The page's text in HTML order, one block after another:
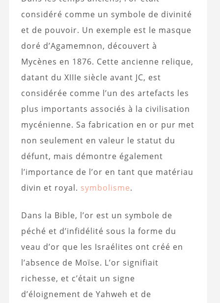
considéré comme un symbole de divinité
et de pouvoir. Un exemple est le masque
doré d’Agamemnon, découvert à
Mycènes en 1876. Cette ancienne relique,
datant du XIIIe siècle avant JC, est
considérée comme l’un des artefacts les
plus importants associés à la civilisation
mycénienne. Sa fabrication en or pur met
non seulement en valeur le statut du
défunt, mais démontre également
l’importance de l’or en tant que matériau
divin et royal. symbolisme.
Dans la Bible, l’or est un symbole de
péché et d’infidélité sous la forme du
veau d’or que les Israélites ont créé en
l’absence de Moïse. L’or signifiait
richesse, et c’était un signe
d’éloignement de Yahweh et de